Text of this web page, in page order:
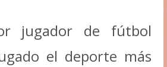
jugador de fútbol
el deporte más